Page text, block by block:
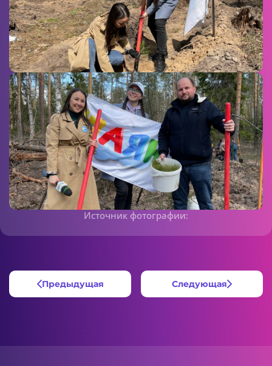
Источник фотографии:
Предыдущая Следующая